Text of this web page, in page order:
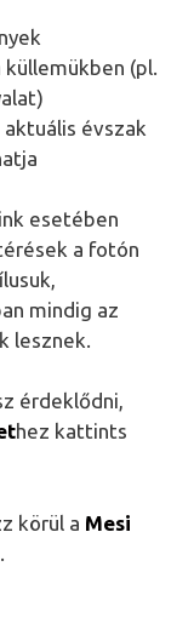
(pl.
évszak
esetében
a fotón
mindig az
lesznek.
érdeklődni,
hez kattints
körül a Mesi
.